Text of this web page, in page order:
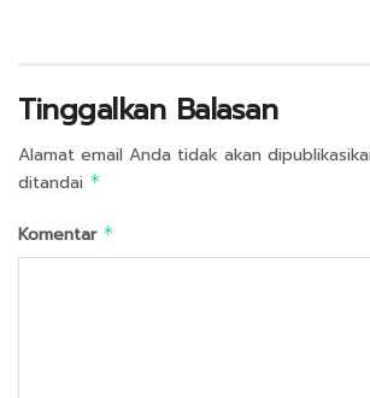
Tinggalkan Balasan
Alamat email Anda tidak akan
ditandai *
Komentar *